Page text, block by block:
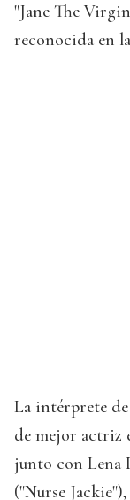
"Jane The
reconocida en
La intérprete
de mejor actriz
junto con Lena
("Nurse